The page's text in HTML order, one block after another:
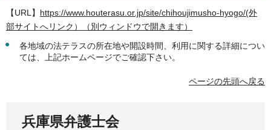
【URL】 https://www.houterasu.or.jp/site/chihoujimusho-hyogo/(外
部サイトへリンク）（別ウィンドウで開きます）
各地域の法テラスの所在地や開設時間、利用に関する詳細につい
ては、上記ホームページでご確認下さい。
ページの先頭へ戻る
兵庫県弁護士会